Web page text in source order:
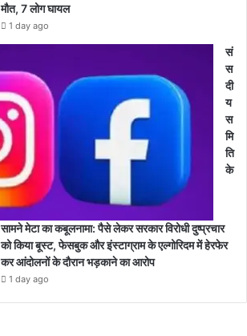
मौत, 7 लोग घायल
1 day ago
सं
स
दी
य
स
मि
ति
के
सामने मेटा का कबूलनामा: पैसे लेकर सरकार विरोधी दुष्प्रचार
को किया बूस्ट, फेसबुक और इंस्टाग्राम के एल्गोरिदम में हेरफेर
कर आंदोलनों के दौरान भड़काने का आरोप
1 day ago